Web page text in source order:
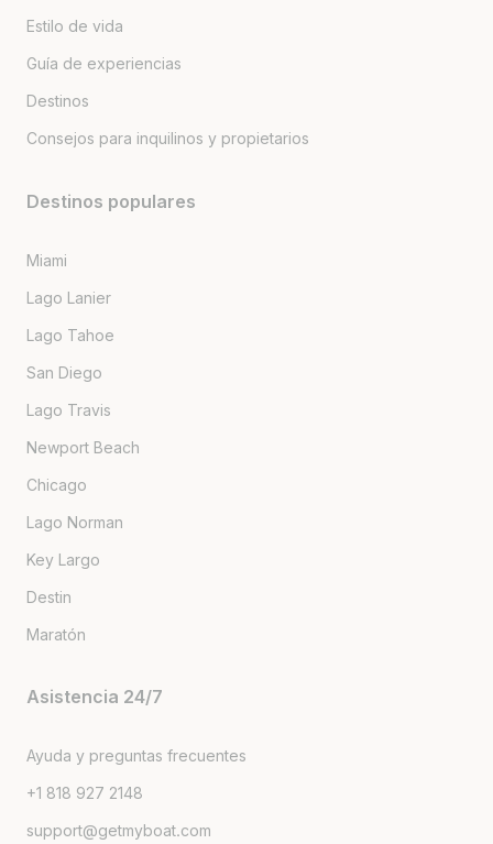
Estilo de vida
Guía de experiencias
Destinos
Consejos para inquilinos y propietarios
Destinos populares
Miami
Lago Lanier
Lago Tahoe
San Diego
Lago Travis
Newport Beach
Chicago
Lago Norman
Key Largo
Destin
Maratón
Asistencia 24/7
Ayuda y preguntas frecuentes
+1 818 927 2148
support@getmyboat.com